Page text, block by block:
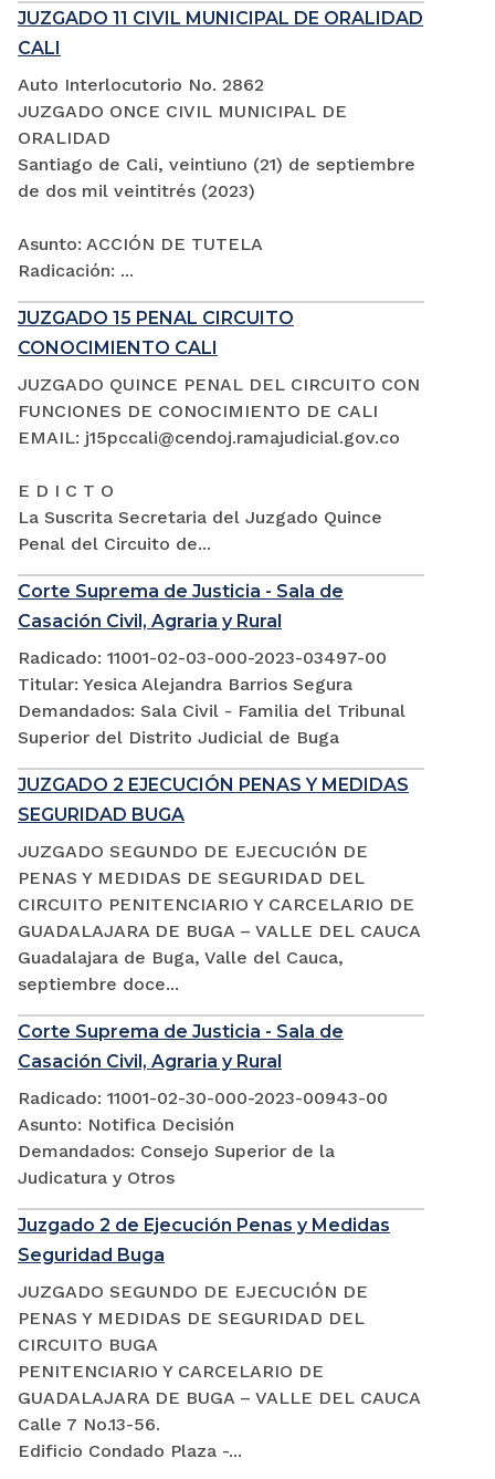
JUZGADO 11 CIVIL MUNICIPAL DE ORALIDAD
CALI
Auto Interlocutorio No. 2862
JUZGADO ONCE CIVIL MUNICIPAL DE
ORALIDAD
Santiago de Cali, veintiuno (21) de septiembre
de dos mil veintitrés (2023)
Asunto: ACCIÓN DE TUTELA
Radicación: ...
JUZGADO 15 PENAL CIRCUITO
CONOCIMIENTO CALI
JUZGADO QUINCE PENAL DEL CIRCUITO CON
FUNCIONES DE CONOCIMIENTO DE CALI
EMAIL: j15pccali@cendoj.ramajudicial.gov.co
E D I C T O
La Suscrita Secretaria del Juzgado Quince
Penal del Circuito de...
Corte Suprema de Justicia - Sala de
Casación Civil, Agraria y Rural
Radicado: 11001-02-03-000-2023-03497-00
Titular: Yesica Alejandra Barrios Segura
Demandados: Sala Civil - Familia del Tribunal
Superior del Distrito Judicial de Buga
JUZGADO 2 EJECUCIÓN PENAS Y MEDIDAS
SEGURIDAD BUGA
JUZGADO SEGUNDO DE EJECUCIÓN DE
PENAS Y MEDIDAS DE SEGURIDAD DEL
CIRCUITO PENITENCIARIO Y CARCELARIO DE
GUADALAJARA DE BUGA – VALLE DEL CAUCA
Guadalajara de Buga, Valle del Cauca,
septiembre doce...
Corte Suprema de Justicia - Sala de
Casación Civil, Agraria y Rural
Radicado: 11001-02-30-000-2023-00943-00
Asunto: Notifica Decisión
Demandados: Consejo Superior de la
Judicatura y Otros
Juzgado 2 de Ejecución Penas y Medidas
Seguridad Buga
JUZGADO SEGUNDO DE EJECUCIÓN DE
PENAS Y MEDIDAS DE SEGURIDAD DEL
CIRCUITO BUGA
PENITENCIARIO Y CARCELARIO DE
GUADALAJARA DE BUGA – VALLE DEL CAUCA
Calle 7 No.13-56.
Edificio Condado Plaza -...